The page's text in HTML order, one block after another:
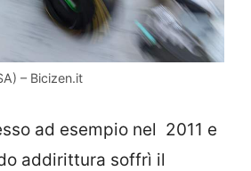
– Bicizen.it
ad esempio nel 2011 e
addirittura soffrì il